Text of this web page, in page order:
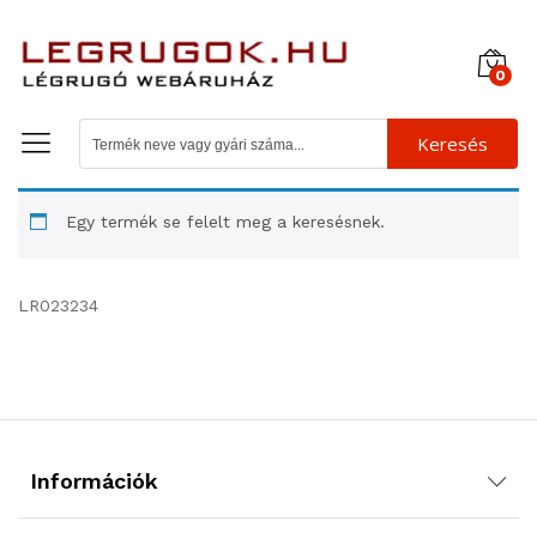
0
Keresés
Egy termék se felelt meg a keresésnek.
LR023234
Információk